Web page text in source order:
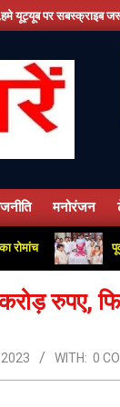
जरूर करें ........खबर
मनोरंजन
पूर्व DPCC
रुपए, फिर
WITH: 0